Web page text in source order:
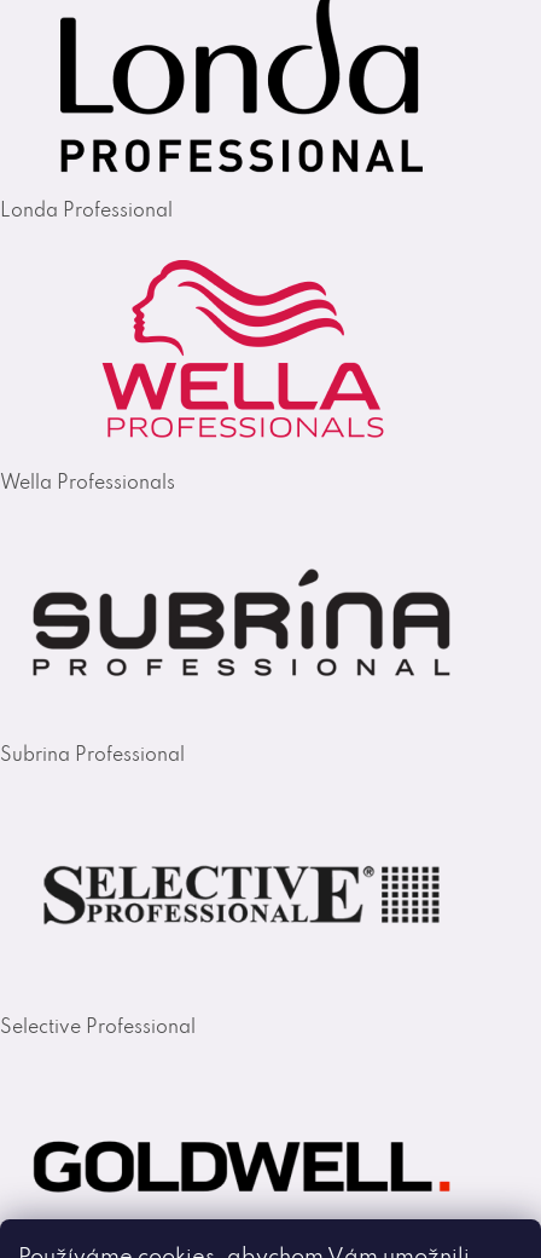
Londa Professional
Wella Professionals
Subrina Professional
Selective Professional